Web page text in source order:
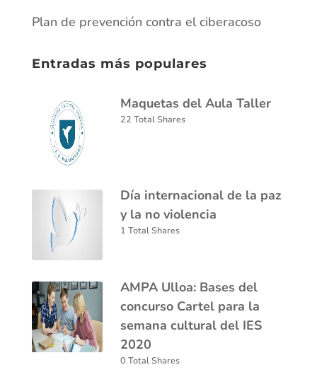
Plan de prevención contra el ciberacoso
Entradas más populares
Maquetas del Aula Taller
22 Total Shares
Día internacional de la paz
y la no violencia
1 Total Shares
AMPA Ulloa: Bases del
concurso Cartel para la
semana cultural del IES
2020
0 Total Shares